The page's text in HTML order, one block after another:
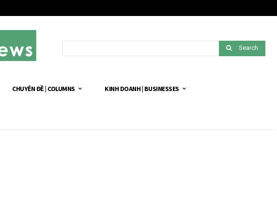
Search
CHUYÊN ĐỀ | COLUMNS KINH DOANH | BUSINESSES